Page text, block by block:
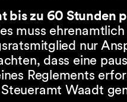
bis zu 60 Stunden
muss
nur
dass eine
Reglements
Waadt